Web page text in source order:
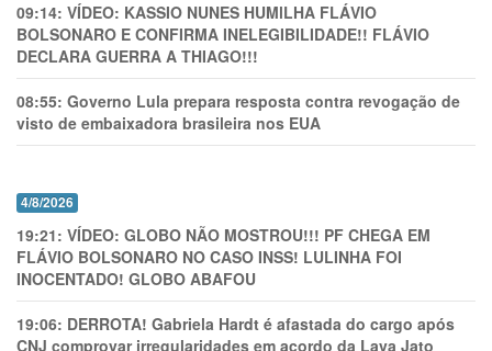
09:14: VÍDEO: KASSIO NUNES HUMlLHA FLÁVIO
BOLSONARO E CONFIRMA INELEGIBILIDADE!! FLÁVIO
DECLARA GUERRA A THIAGO!!!
08:55: Governo Lula prepara resposta contra revogação de
visto de embaixadora brasileira nos EUA
4/8/2026
19:21: VÍDEO: GLOBO NÃO MOSTROU!!! PF CHEGA EM
FLÁVIO BOLSONARO NO CASO INSS! LULINHA FOI
INOCENTADO! GLOBO ABAFOU
19:06: DERROTA! Gabriela Hardt é afastada do cargo após
CNJ comprovar irregularidades em acordo da Lava Jato